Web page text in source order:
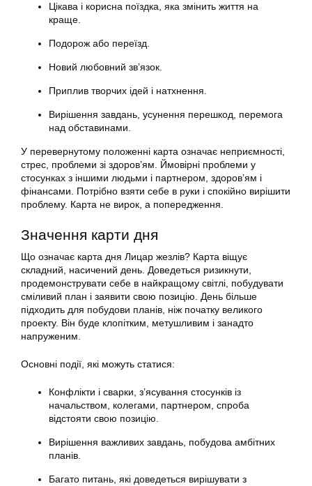
Цікава і корисна поїздка, яка змінить життя на
краще.
Подорож або переїзд.
Новий любовний зв’язок.
Приплив творчих ідей і натхнення.
Вирішення завдань, усунення перешкод, перемога
над обставинами.
У перевернутому положенні карта означає неприємності,
стрес, проблеми зі здоров’ям. Ймовірні проблеми у
стосунках з іншими людьми і партнером, здоров’ям і
фінансами. Потрібно взяти себе в руки і спокійно вирішити
проблему. Карта не вирок, а попередження.
Значення карти дня
Що означає карта дня Лицар жезлів? Карта віщує
складний, насичений день. Доведеться ризикнути,
продемонструвати себе в найкращому світлі, побудувати
сміливий план і заявити свою позицію. День більше
підходить для побудови планів, ніж початку великого
проекту. Він буде клопітким, метушливим і занадто
напруженим.
Основні події, які можуть статися:
Конфлікти і сварки, з’ясування стосунків із
начальством, колегами, партнером, спроба
відстояти свою позицію.
Вирішення важливих завдань, побудова амбітних
планів.
Багато питань, які доведеться вирішувати з